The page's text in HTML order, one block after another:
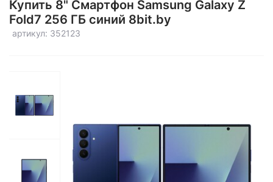
Купить 8" Смартфон Samsung Galaxy Z
Fold7 256 ГБ синий 8bit.by
артикул: 352123